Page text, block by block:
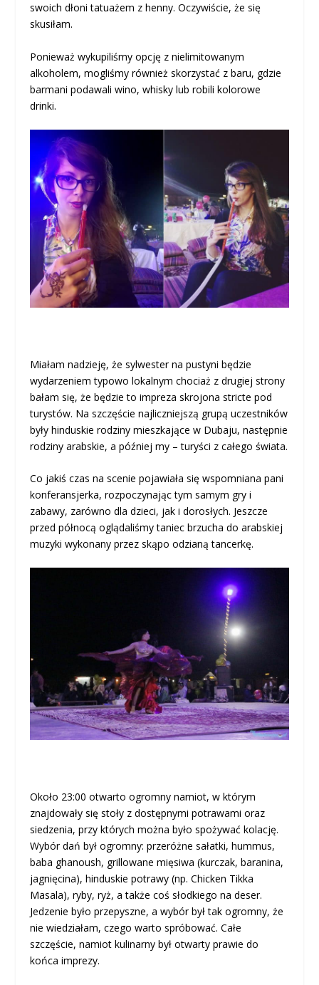
swoich dłoni tatuażem z henny. Oczywiście, że się
skusiłam.
Ponieważ wykupiliśmy opcję z nielimitowanym
alkoholem, mogliśmy również skorzystać z baru, gdzie
barmani podawali wino, whisky lub robili kolorowe
drinki.
Miałam nadzieję, że sylwester na pustyni będzie
wydarzeniem typowo lokalnym chociaż z drugiej strony
bałam się, że będzie to impreza skrojona stricte pod
turystów. Na szczęście najliczniejszą grupą uczestników
były hinduskie rodziny mieszkające w Dubaju, następnie
rodziny arabskie, a później my – turyści z całego świata.
Co jakiś czas na scenie pojawiała się wspomniana pani
konferansjerka, rozpoczynając tym samym gry i
zabawy, zarówno dla dzieci, jak i dorosłych. Jeszcze
przed północą oglądaliśmy taniec brzucha do arabskiej
muzyki wykonany przez skąpo odzianą tancerkę.
Około 23:00 otwarto ogromny namiot, w którym
znajdowały się stoły z dostępnymi potrawami oraz
siedzenia, przy których można było spożywać kolację.
Wybór dań był ogromny: przeróżne sałatki, hummus,
baba ghanoush, grillowane mięsiwa (kurczak, baranina,
jagnięcina), hinduskie potrawy (np. Chicken Tikka
Masala), ryby, ryż, a także coś słodkiego na deser.
Jedzenie było przepyszne, a wybór był tak ogromny, że
nie wiedziałam, czego warto spróbować. Całe
szczęście, namiot kulinarny był otwarty prawie do
końca imprezy.